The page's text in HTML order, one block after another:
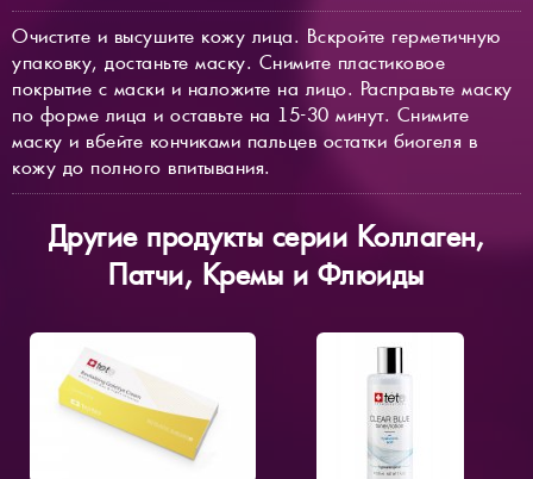
Очистите и высушите кожу лица. Вскройте герметичную
упаковку, достаньте маску. Снимите пластиковое
покрытие с маски и наложите на лицо. Расправьте маску
по форме лица и оставьте на 15-30 минут. Снимите
маску и вбейте кончиками пальцев остатки биогеля в
кожу до полного впитывания.
Другие продукты серии Коллаген,
Патчи, Кремы и Флюиды